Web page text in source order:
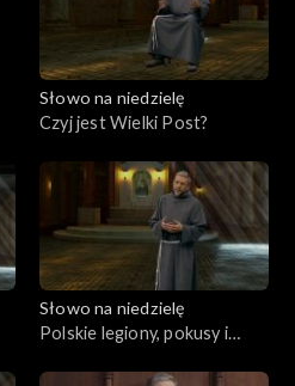
Słowo na niedzielę
Czyj jest Wielki Post?
Słowo na niedzielę
Polskie legiony, pokusy i